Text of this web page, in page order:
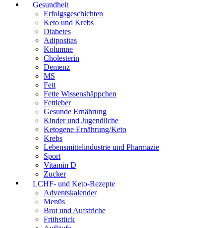
Gesundheit
Erfolgsgeschichten
Keto und Krebs
Diabetes
Adipositas
Kolumne
Cholesterin
Demenz
MS
Fett
Fette Wissenshäppchen
Fettleber
Gesunde Ernährung
Kinder und Jugendliche
Ketogene Ernährung/Keto
Krebs
Lebensmittelindustrie und Pharmazie
Sport
Vitamin D
Zucker
LCHF- und Keto-Rezepte
Adventskalender
Menüs
Brot und Aufstriche
Frühstück